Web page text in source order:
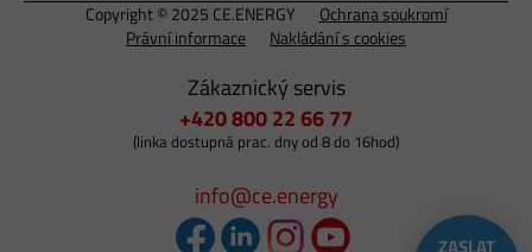
Copyright © 2025 CE.ENERGY
Ochrana soukromí
Právní informace
Nakládání s cookies
Zákaznický servis
+420 800 22 66 77
(linka dostupná prac. dny od 8 do 16hod)
info@ce.energy